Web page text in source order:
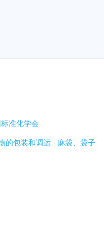
准化学会
的包装和调运 - 麻袋、袋子